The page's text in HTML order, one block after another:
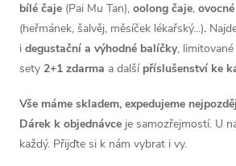
bílé čaje (Pai Mu Tan), oolong čaje, ovocné
(heřmánek, šalvěj, měsíček lékařský...).
i degustační a výhodné balíčky,
sety 2+1 zdarma a dalšípříslušenství ke
Vše máme skladem, expedujeme
Dárek k objednávce je samozřejmostí. U
každý. Přijďte si k nám vybrat i vy.